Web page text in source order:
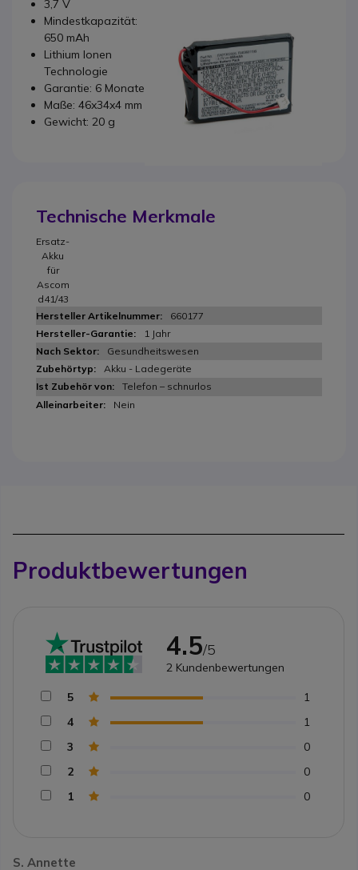
3,7 V
Mindestkapazität:
650 mAh
Lithium Ionen
Technologie
Garantie: 6 Monate
Maße: 46x34x4 mm
Gewicht: 20 g
Technische Merkmale
Ersatz-
Akku
für
Ascom
d41/43
660177
1 Jahr
Gesundheitswesen
Akku - Ladegeräte
Telefon – schnurlos
Nein
Produktbewertungen
S. Annette
4.5/5
2 Kundenbewertungen
5
1
4
1
3
0
2
0
1
0